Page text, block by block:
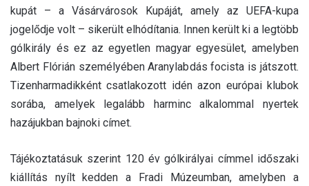
kupát – a Vásárvárosok Kupáját, amely az UEFA-kupa
jogelődje volt – sikerült elhódítania. Innen került ki a legtöbb
gólkirály és ez az egyetlen magyar egyesület, amelyben
Albert Flórián személyében Aranylabdás focista is játszott.
Tizenharmadikként csatlakozott idén azon európai klubok
sorába, amelyek legalább harminc alkalommal nyertek
hazájukban bajnoki címet.
Tájékoztatásuk szerint 120 év gólkirályai címmel időszaki
kiállítás nyílt kedden a Fradi Múzeumban, amelyben a